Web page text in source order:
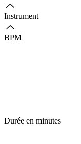
Instrument
BPM
Durée en minutes